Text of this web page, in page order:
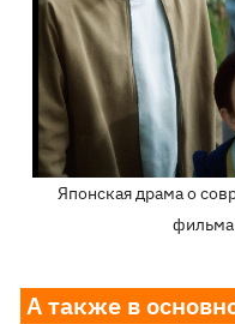
Японская драма о
А также в